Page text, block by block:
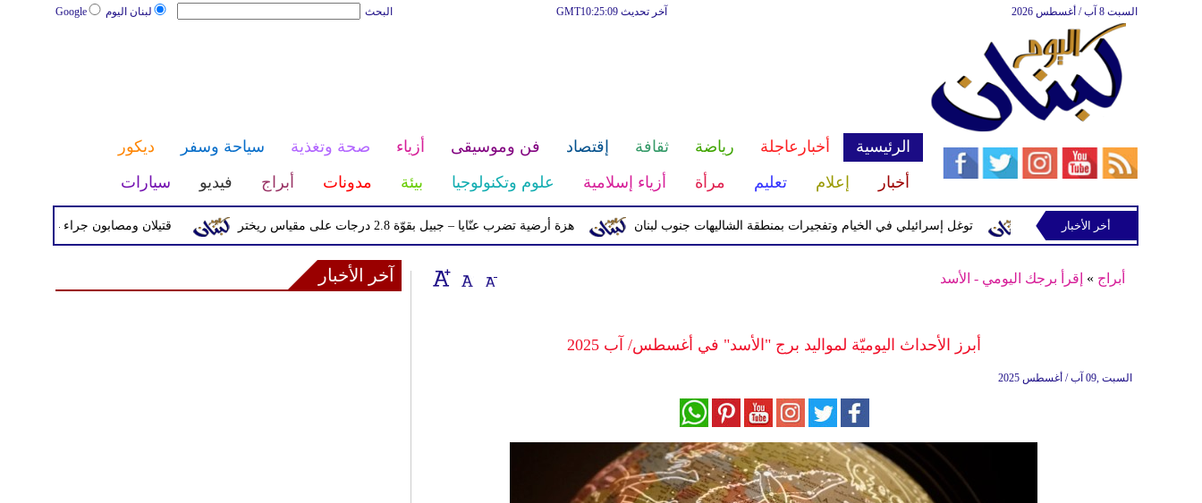
لبنان اليوم Google البحث آخر تحديث GMT10:25:09 السبت 8 آب / أغسطس 2026
الرئيسية أخبارعاجلة رياضة ثقافة إقتصاد فن وموسيقى أزياء صحة وتغذية سياحة وسفر
ديكور
أخبار
إعلام تعليم مرأة أزياء إسلامية علوم وتكنولوجيا بيئة مدونات أبراج فيديو سيارات
قتيلان ومصابون جراء 14 غارة إسرائيلية على شرق وجنوب لبنان هزة أرضية تضرب عنّايا – جبيل بقوّة 2.8 درجات على مقياس ريختر توغل إسرائيلي في الخيام وتفجيرات بمنطقة الشاليهات جنوب لبنان في رب ثلاثين
أخر الأخبار
أبراج » إقرأ برجك اليومي - الأسد
أبرز الأحداث اليوميّة لمواليد برج "الأسد" في أغسطس/ آب 2025
السبت ,09 آب / أغسطس 2025
آخر الأخبار